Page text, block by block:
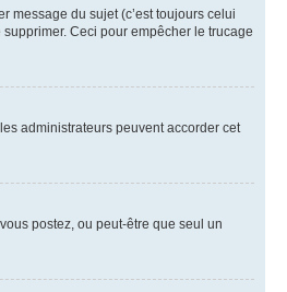
message du sujet (c’est toujours celui
Ceci pour empêcher le trucage
administrateurs peuvent accorder cet
postez, ou peut-être que seul un